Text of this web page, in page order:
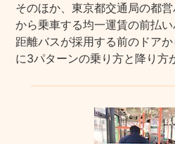
そのほか、東京都交通局の都
から乗車する均一運賃の前払
距離バスが採用する前のドア
に3パターンの乗り方と降り方